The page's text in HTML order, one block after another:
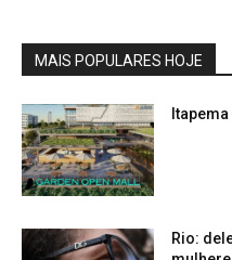
MAIS POPULARES HOJE
Rio: